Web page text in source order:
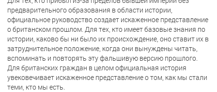
предварительного образования в области истории,
официальное руководство создает искаженное представление
о британском прошлом. Для тех, кто имеет базовые знания по
истории, каково бы ни было их происхождение, оно ставит их в
затруднительное положение, когда они вынуждены читать,
вспоминать и повторять эту фальшивую версию прошлого.
Для британских граждан в целом официальная история
увековечивает искаженное представление о том, как мы стали
теми, кто мы есть.